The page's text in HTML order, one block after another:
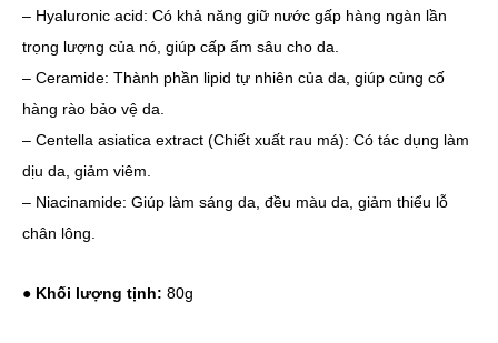
– Hyaluronic acid: Có khả năng giữ nước gấp hàng ngàn lần
trọng lượng của nó, giúp cấp ẩm sâu cho da.
– Ceramide: Thành phần lipid tự nhiên của da, giúp củng cố
hàng rào bảo vệ da.
– Centella asiatica extract (Chiết xuất rau má): Có tác dụng làm
dịu da, giảm viêm.
– Niacinamide: Giúp làm sáng da, đều màu da, giảm thiểu lỗ
chân lông.
● Khối lượng tịnh: 80g